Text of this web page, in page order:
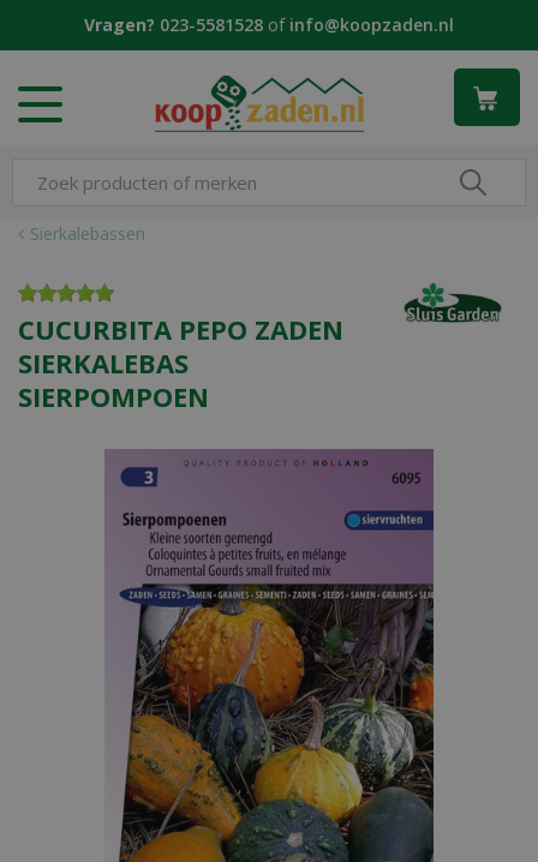
Sierkalebassen
Vragen? 023-5581528 of info@koopzaden.nl
CUCURBITA PEPO ZADEN
SIERKALEBAS
SIERPOMPOEN